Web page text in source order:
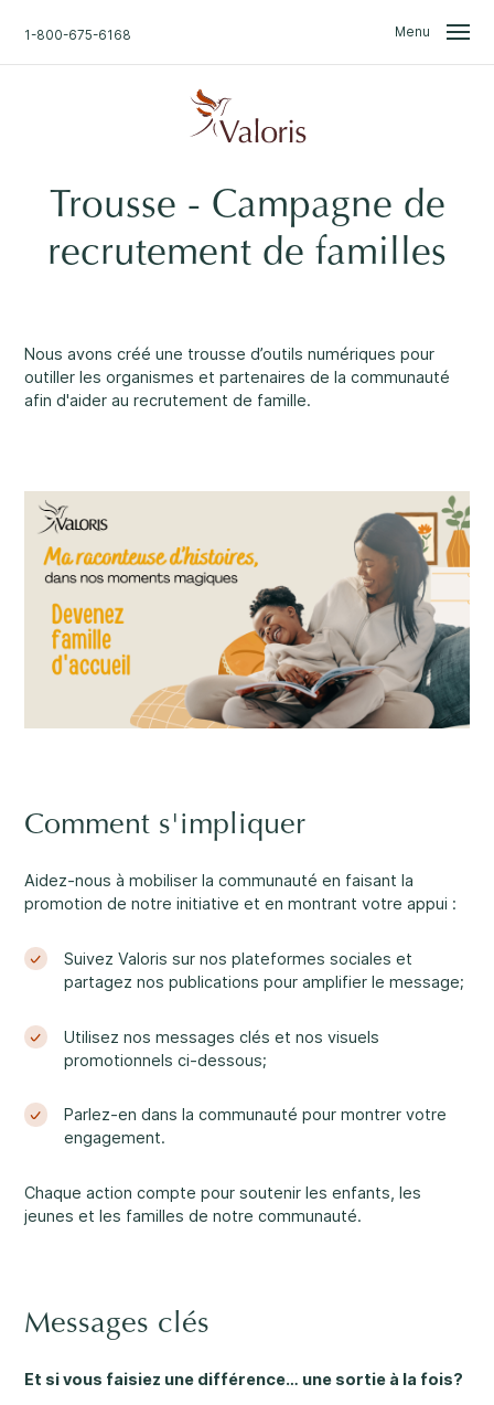
1-800-675-6168 Menu
Nous sommes là pour
Passez nous voir.
de 8 h 30 à 16 h.
860, rue Caron, unité 1, Rockland
8, rue Valoris, Embrun
Hawkesbury
professionnel disponible 24/7 .
3 Un soutien rassurant
1-800-675-6168
Remplissez un formulaire de demande de
services ↗
sécurité d’un enfant, nous vous prions de nous contacter
au 1-800-675-6168. Votre appel peut demeurer anonyme.
et d’entamer les mesures de sécurité nécessaires
immédiatement.
Accueil
Nouvelles
Accès à l'information et divulgation
Nous joindre
EN
Abus et négligence
Diversité et inclusivité
Trouvez ce dont vous avez
Trousse - Campagne de
recrutement de familles
Nous avons créé une trousse d’outils numériques pour
outiller les organismes et partenaires de la communauté
afin d'aider au recrutement de famille.
Comment s'impliquer
Aidez-nous à mobiliser la communauté en faisant la
promotion de notre initiative et en montrant votre appui :
Suivez Valoris sur nos plateformes sociales et
partagez nos publications pour amplifier le message;
Utilisez nos messages clés et nos visuels
promotionnels ci-dessous;
Parlez-en dans la communauté pour montrer votre
engagement.
Chaque action compte pour soutenir les enfants, les
jeunes et les familles de notre communauté.
Messages clés
Et si vous faisiez une différence… une sortie à la fois?